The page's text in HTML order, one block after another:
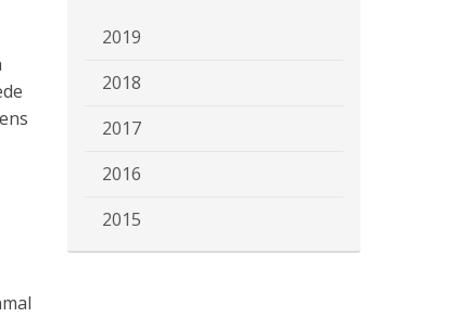
2019
2018
2017
2016
2015